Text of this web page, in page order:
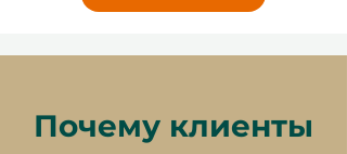
Почему клиенты